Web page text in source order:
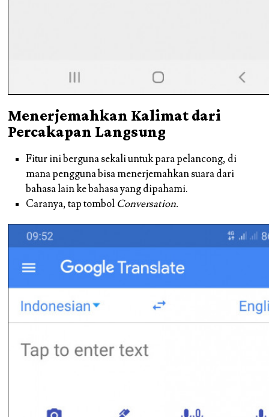
Menerjemahkan Kalimat dari
Percakapan Langsung
Fitur ini berguna sekali untuk para pelancong, di
mana pengguna bisa menerjemahkan suara dari
bahasa lain ke bahasa yang dipahami.
Caranya, tap tombol Conversation.